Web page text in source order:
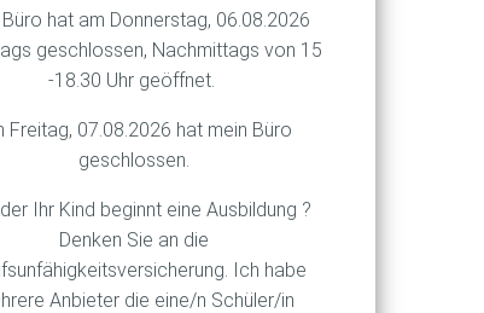
Einzug halten
einschreiten, wenn
wird dadurch
damit Kosten, was
hat am Donnerstag, 06.08.2026
geschlossen, Nachmittags von 15
-18.30 Uhr geöffnet.
Freitag, 07.08.2026 hat mein Büro
geschlossen.
Ihr Kind beginnt eine Ausbildung ?
Denken Sie an die
Ich habe
Anbieter die eine/n Schüler/in